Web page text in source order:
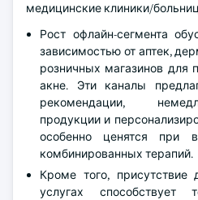
медицинские клиники/
Рост офлайн-сегмента
зависимостью от аптек,
розничных магазинов для
акне. Эти каналы
рекомендации,
продукции и
особенно ценятся при
комбинированных терапий.
Кроме того, присутствие
услугах способствует